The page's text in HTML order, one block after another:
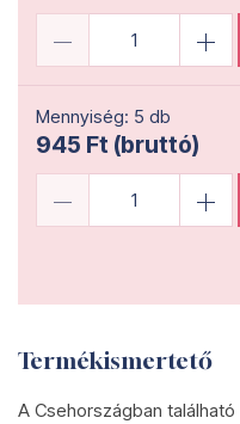
Mennyiség: 5 db
945 Ft (bruttó)
Termékismertető
A Csehországban található